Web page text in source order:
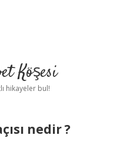
Köşesi
hikayeler bul!
nedir ?